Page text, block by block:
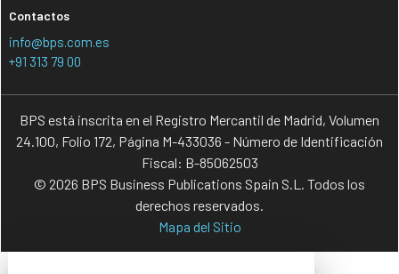
Contactos
info@bps.com.es
+91 313 79 00
BPS está inscrita en el Registro Mercantil de Madrid, Volumen
24.100, Folio 172, Página M-433036 - Número de Identificación
Fiscal: B-85062503
© 2026 BPS Business Publications Spain S.L. Todos los
derechos reservados.
Mapa del Sitio